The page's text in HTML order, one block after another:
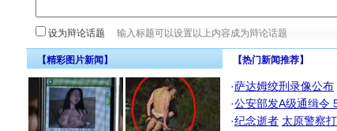
设为辩论话题
【精彩图片新闻】 【热门新闻推荐】
·萨达姆绞刑录像公布
·公安部发A级通缉令
·纪念逝者 太原警察